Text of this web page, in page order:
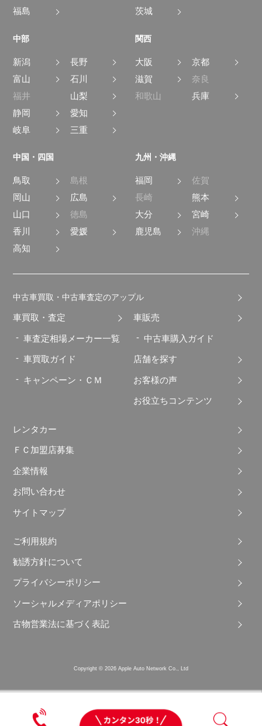
福島
茨城
中部
新潟
長野
富山
石川
福井
山梨
静岡
愛知
岐阜
三重
関西
大阪
京都
滋賀
奈良
和歌山
兵庫
中国・四国
鳥取
島根
岡山
広島
山口
徳島
香川
愛媛
高知
九州・沖縄
福岡
佐賀
長崎
熊本
大分
宮崎
鹿児島
沖縄
中古車買取・中古車査定のアップル
車買取・査定
車査定相場メーカー一覧
車買取ガイド
キャンペーン・ＣＭ
車販売
中古車購入ガイド
店舗を探す
お客様の声
お役立ちコンテンツ
レンタカー
ＦＣ加盟店募集
企業情報
お問い合わせ
サイトマップ
ご利用規約
勧誘方針について
プライバシーポリシー
ソーシャルメディアポリシー
古物営業法に基づく表記
Copyright © 2026 Apple Auto Network Co., Ltd